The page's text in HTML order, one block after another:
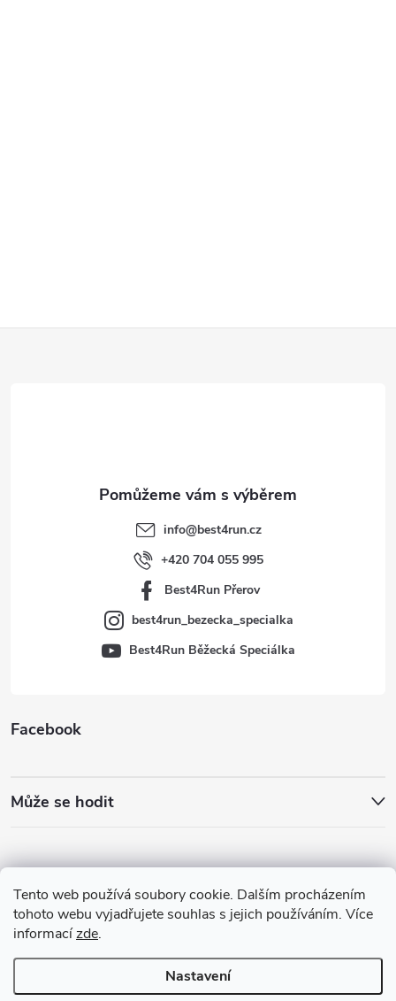
Tento web používá soubory cookie. Dalším procházením
tohoto webu vyjadřujete souhlas s jejich používáním. Více
informacízde.
Nastavení
Facebook
Může se hodit
info@best4run.cz
+420 704 055 995
Best4Run Přerov
best4run_bezecka_specialka
Best4Run Běžecká Speciálka